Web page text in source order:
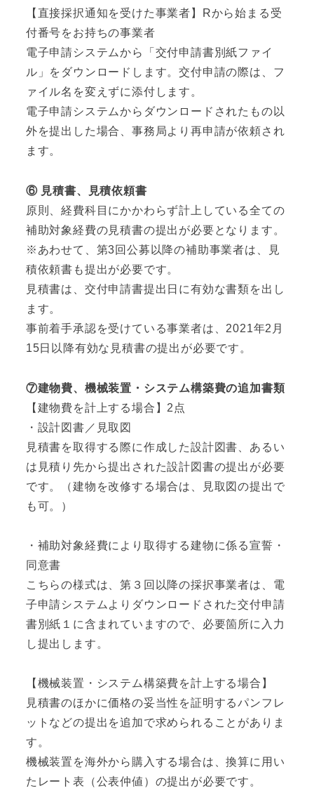
【直接採択通知を受けた事業者】Rから始まる受
付番号をお持ちの事業者
電子申請システムから「交付申請書別紙ファイ
ル」をダウンロードします。交付申請の際は、フ
ァイル名を変えずに添付します。
電子申請システムからダウンロードされたもの以
外を提出した場合、事務局より再申請が依頼され
ます。
⑥ 見積書、見積依頼書
原則、経費科目にかかわらず計上している全ての
補助対象経費の見積書の提出が必要となります。
※あわせて、第3回公募以降の補助事業者は、見
積依頼書も提出が必要です。
見積書は、交付申請書提出日に有効な書類を出し
ます。
事前着手承認を受けている事業者は、2021年2月
15日以降有効な見積書の提出が必要です。
⑦建物費、機械装置・システム構築費の追加書類
【建物費を計上する場合】2点
・設計図書／見取図
見積書を取得する際に作成した設計図書、あるい
は見積り先から提出された設計図書の提出が必要
です。（建物を改修する場合は、見取図の提出で
も可。）
・補助対象経費により取得する建物に係る宣誓・
同意書
こちらの様式は、第３回以降の採択事業者は、電
子申請システムよりダウンロードされた交付申請
書別紙１に含まれていますので、必要箇所に入力
し提出します。
【機械装置・システム構築費を計上する場合】
見積書のほかに価格の妥当性を証明するパンフレ
ットなどの提出を追加で求められることがありま
す。
機械装置を海外から購入する場合は、換算に用い
たレート表（公表仲値）の提出が必要です。